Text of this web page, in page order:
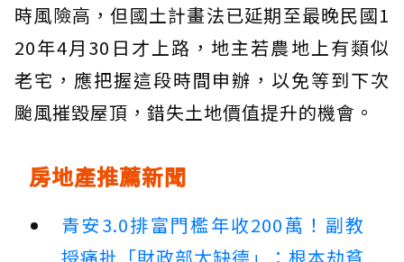
時風險高，但國土計畫法已延期至最晚民國1
20年4月30日才上路，地主若農地上有類似
老宅，應把握這段時間申辦，以免等到下次
颱風摧毀屋頂，錯失土地價值提升的機會。
房地產推薦新聞
青安3.0排富門檻年收200萬！副教